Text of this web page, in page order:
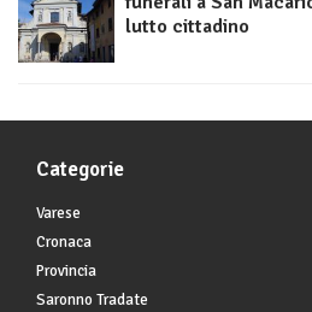
lutto cittadino
Categorie
Varese
Cronaca
Provincia
Saronno Tradate